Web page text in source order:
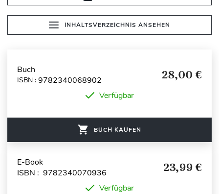
INHALTSVERZEICHNIS ANSEHEN
Buch
ISBN : 9782340068902 28,00 €
Verfügbar
BUCH KAUFEN
E-Book
ISBN : 9782340070936
23,99 €
Verfügbar